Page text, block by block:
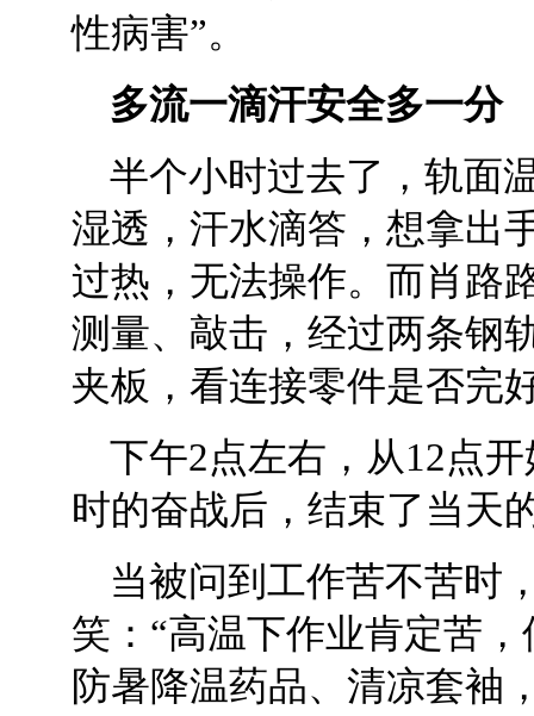
性病害”。
多流一滴汗安全多一分
半个小时过去了，轨面
湿透，汗水滴答，想拿出
过热，无法操作。而肖路
测量、敲击，经过两条钢
夹板，看连接零件是否
下午2点左右，从12点
时的奋战后，结束了当天
当被问到工作苦不苦时
笑：“高温下作业肯定苦
防暑降温药品、清凉套袖